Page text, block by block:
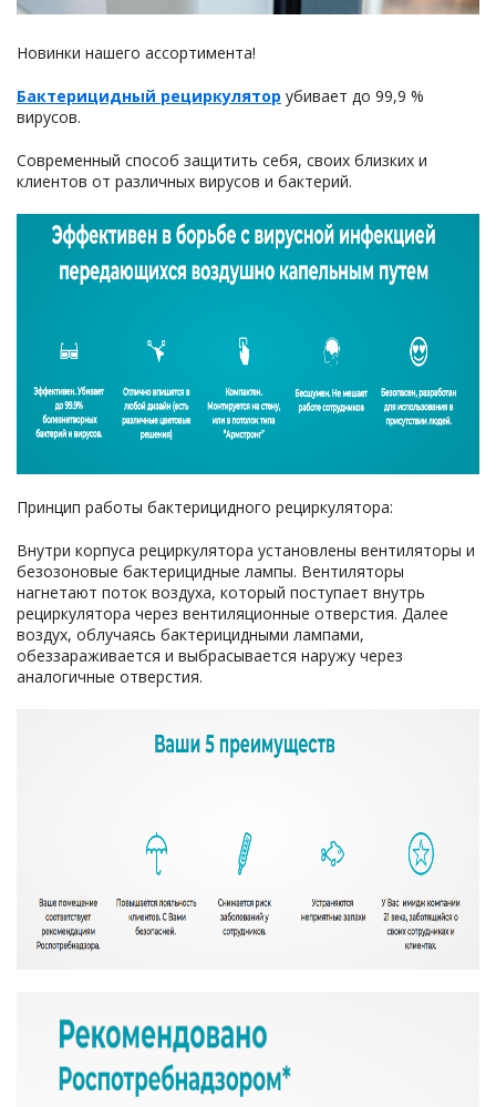
Новинки нашего ассортимента!
Бактерицидный рециркулятор убивает до 99,9 %
вирусов.
Современный способ защитить себя, своих близких и
клиентов от различных вирусов и бактерий.
Принцип работы бактерицидного рециркулятора:
Внутри корпуса рециркулятора установлены вентиляторы и
безозоновые бактерицидные лампы. Вентиляторы
нагнетают поток воздуха, который поступает внутрь
рециркулятора через вентиляционные отверстия. Далее
воздух, облучаясь бактерицидными лампами,
обеззараживается и выбрасывается наружу через
аналогичные отверстия.